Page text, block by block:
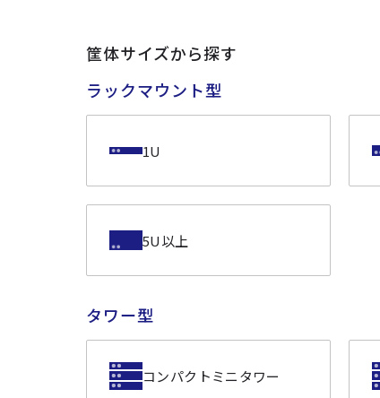
筐体サイズから探す
ラックマウント型
1U
5U以上
タワー型
コンパクトミニタワー